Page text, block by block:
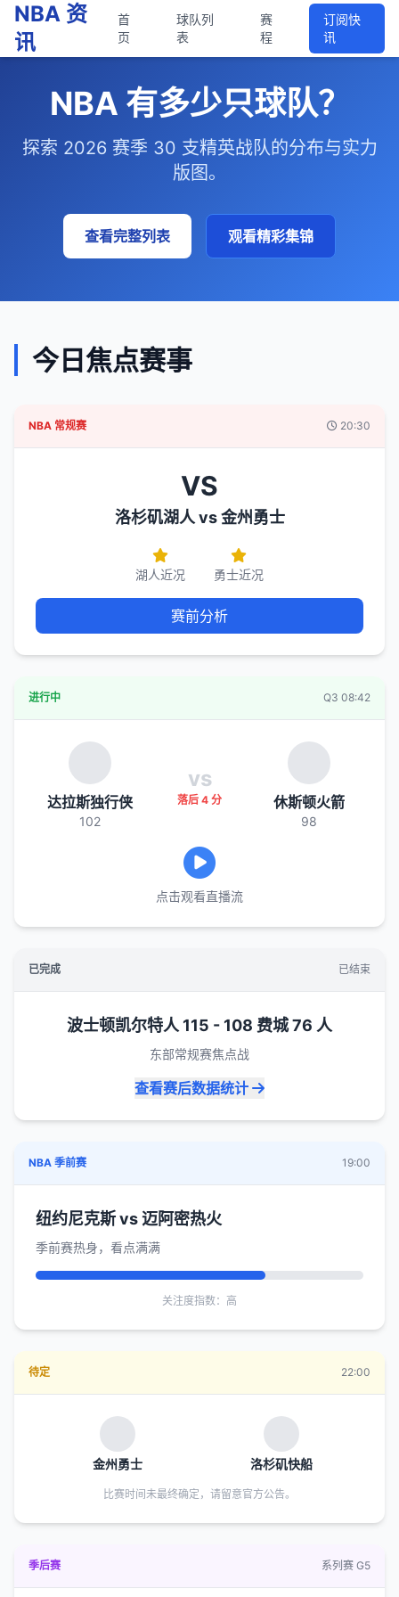
NBA 资
讯
首
页
球队列
表
赛
程
订阅快
讯
NBA 有多少只球队？
探索 2026 赛季 30 支精英战队的分布与实力
版图。
查看完整列表 观看精彩集锦
今日焦点赛事
NBA 常规赛 20:30
VS
洛杉矶湖人 vs 金州勇士
湖人近况 勇士近况
赛前分析
进行中 Q3 08:42
达拉斯独行侠
102
vs
落后 4 分 休斯顿火箭
98
点击观看直播流
已完成 已结束
波士顿凯尔特人 115 - 108 费城 76 人
东部常规赛焦点战
查看赛后数据统计
NBA 季前赛 19:00
纽约尼克斯 vs 迈阿密热火
季前赛热身，看点满满
关注度指数：高
待定 22:00
金州勇士 洛杉矶快船
比赛时间未最终确定，请留意官方公告。
季后赛 系列赛 G5